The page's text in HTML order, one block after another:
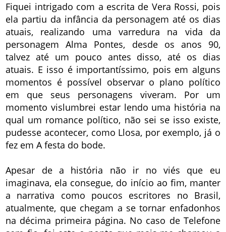
Fiquei intrigado com a escrita de Vera Rossi, pois
ela partiu da infância da personagem até os dias
atuais, realizando uma varredura na vida da
personagem Alma Pontes, desde os anos 90,
talvez até um pouco antes disso, até os dias
atuais. E isso é importantíssimo, pois em alguns
momentos é possível observar o plano político
em que seus personagens viveram. Por um
momento vislumbrei estar lendo uma história na
qual um romance político, não sei se isso existe,
pudesse acontecer, como Llosa, por exemplo, já o
fez em A festa do bode.
Apesar de a história não ir no viés que eu
imaginava, ela consegue, do início ao fim, manter
a narrativa como poucos escritores no Brasil,
atualmente, que chegam a se tornar enfadonhos
na décima primeira página. No caso de Telefone